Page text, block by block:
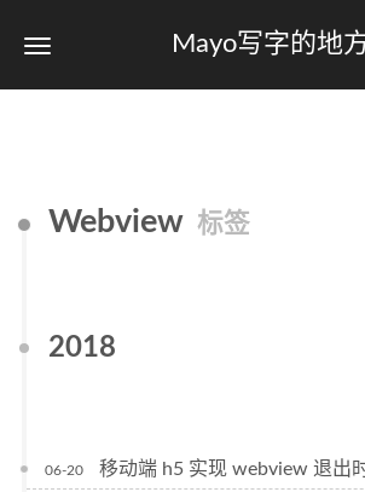
Mayo写字的地
Webview 标签
2018
06-20 移动端 h5 实现 webview 退出